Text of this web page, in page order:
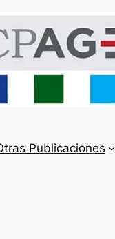
Publicaciones